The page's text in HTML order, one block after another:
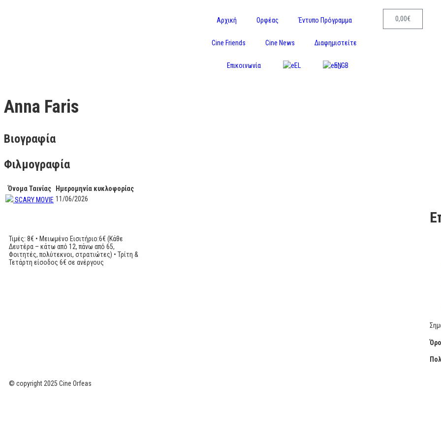
Αρχική Ορφέας Έντυπο Πρόγραμμα
Cine Friends Cine News Διαφημιστείτε
Επικοινωνία EL EN
0,00€
Anna Faris
Βιογραφία
Φιλμογραφία
Όνομα Ταινίας
Ημερομηνία κυκλοφορίας
SCARY MOVIE 11/06/2026
Τιμές: 8€ • Μειωμένο Εισιτήριο:6€ (Κάθε
Δευτέρα – κάτω από 12, πάνω από 65,
Φοιτητές, πολύτεκνοι, στρατιώτες) • Τρίτη &
Τετάρτη είσοδος 6€ σε ανέργους
© copyright 2025 Cine Orfeas